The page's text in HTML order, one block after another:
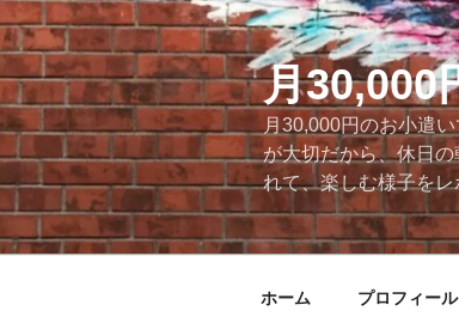
ン
テ
ン
ツ
へ
ス
キ
ッ
月30,000
月30,000円のお小遣
が大切だから、休日
れて、楽しむ様子を
ホーム プロフィー